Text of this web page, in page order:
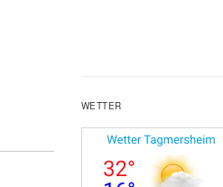
WETTER